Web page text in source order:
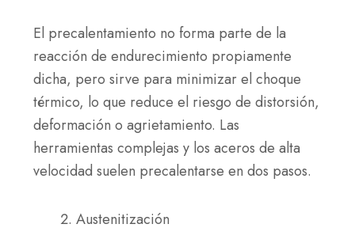
El precalentamiento no forma parte de la
reacción de endurecimiento propiamente
dicha, pero sirve para minimizar el choque
térmico, lo que reduce el riesgo de distorsión,
deformación o agrietamiento. Las
herramientas complejas y los aceros de alta
velocidad suelen precalentarse en dos pasos.
Austenitización